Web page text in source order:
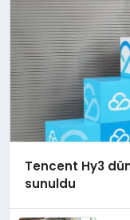
Tencent Hy3
sunuldu